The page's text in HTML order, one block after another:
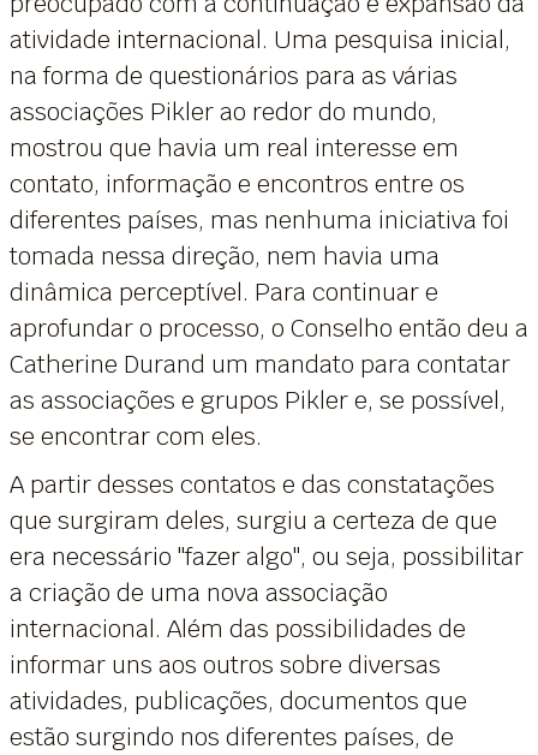
atividade internacional. Uma pesquisa inicial,
na forma de questionários para as várias
associações Pikler ao redor do mundo,
mostrou que havia um real interesse em
contato, informação e encontros entre os
diferentes países, mas nenhuma iniciativa foi
tomada nessa direção, nem havia uma
dinâmica perceptível. Para continuar e
aprofundar o processo, o Conselho então deu a
Catherine Durand um mandato para contatar
as associações e grupos Pikler e, se possível,
se encontrar com eles.
A partir desses contatos e das constatações
que surgiram deles, surgiu a certeza de que
era necessário "fazer algo", ou seja, possibilitar
a criação de uma nova associação
internacional. Além das possibilidades de
informar uns aos outros sobre diversas
atividades, publicações, documentos que
estão surgindo nos diferentes países, de